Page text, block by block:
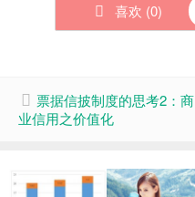
喜欢 (0)
票据信披制度的思考2：商
业信用之价值化